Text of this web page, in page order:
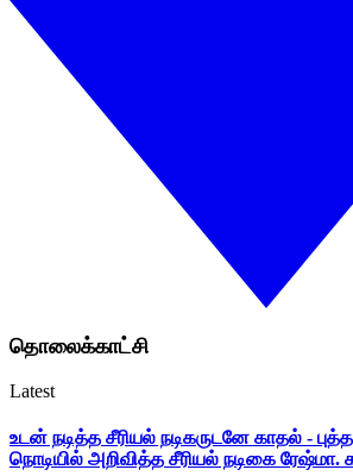
தொலைக்காட்சி
Latest
உடன் நடித்த சீரியல் நடிகருடனே காதல் -
நொடியில் அறிவித்த சீரியல் நடிகை